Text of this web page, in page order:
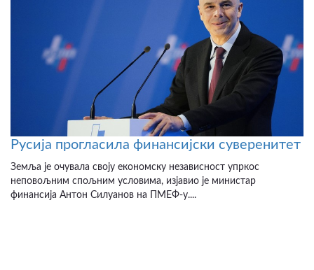
Русија прогласила финансијски суверенитет
Земља је очувала своју економску независност упркос
неповољним спољним условима, изјавио је министар
финансија Антон Силуанов на ПМЕФ-у....